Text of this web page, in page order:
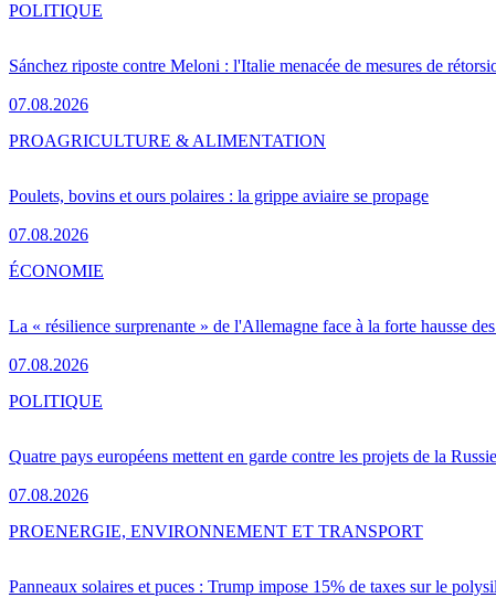
Sánchez riposte contre Meloni : l'Italie menacée de mesures de
07.08.2026
POLITIQUE
Poulets, bovins et ours polaires : la grippe aviaire se propage
07.08.2026
PROAGRICULTURE & ALIMENTATION
La « résilience surprenante » de l'Allemagne face à la forte hausse
07.08.2026
ÉCONOMIE
Quatre pays européens mettent en garde contre les projets de la
07.08.2026
POLITIQUE
Panneaux solaires et puces : Trump impose 15% de taxes sur le
PROENERGIE, ENVIRONNEMENT ET TRANSPORT